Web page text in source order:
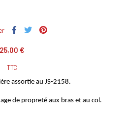
25,00 €
TTC
assortie au JS-2158.
de propreté aux bras et au col.